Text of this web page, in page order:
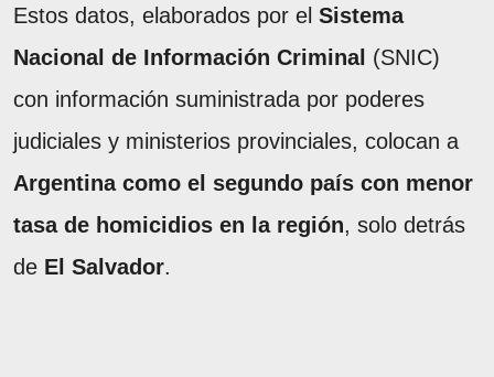
Estos datos, elaborados por el Sistema
Nacional de Información Criminal (SNIC)
con información suministrada por poderes
judiciales y ministerios provinciales, colocan a
Argentina como el segundo país con menor
tasa de homicidios en la región, solo detrás
de El Salvador.